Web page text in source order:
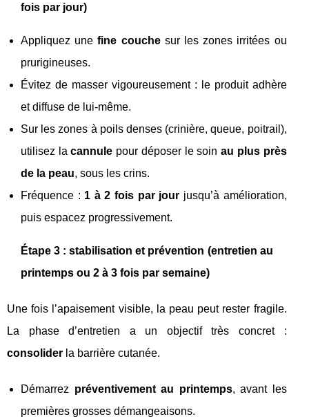
fois par jour)
Appliquez unefine couchesur les zones irritées ou
prurigineuses.
Évitez de masser vigoureusement : le produit adhère
et diffuse de lui-même.
Sur les zones à poils denses (crinière, queue, poitrail),
utilisez lacannule pour déposer le soinau plus près
de la peau, sous les crins.
Fréquence : 1 à 2 fois par jour jusqu’à amélioration,
puis espacez progressivement.
Étape 3 : stabilisation et prévention (entretien au
printemps ou 2 à 3 fois par semaine)
Une fois l’apaisement visible, la peau peut rester fragile.
La phase d’entretien a un objectif très concret :
consolider la barrière cutanée.
Démarrez préventivement au printemps, avant les
premières grosses démangeaisons.